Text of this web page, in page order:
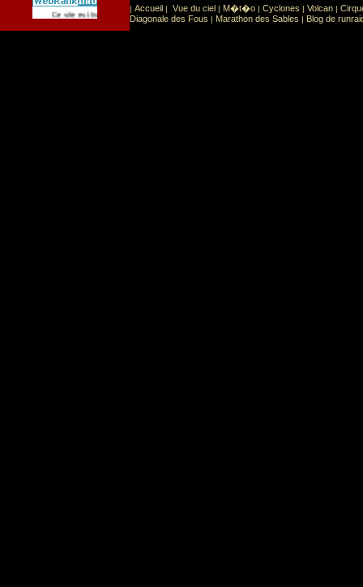
Ce site est list� dans la cat�gorie Sport: Sports extr�mes
| Accueil | Vue du ciel | M�t�o | Cyclones | Volcan |
Diagonale des Fous | Marathon des Sables | Blog de